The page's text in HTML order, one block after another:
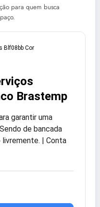
para quem busca
Brastemp
garantir uma
de bancada
| Conta